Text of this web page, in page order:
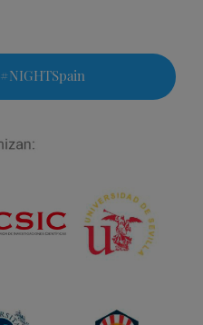
#NIGHTSpain